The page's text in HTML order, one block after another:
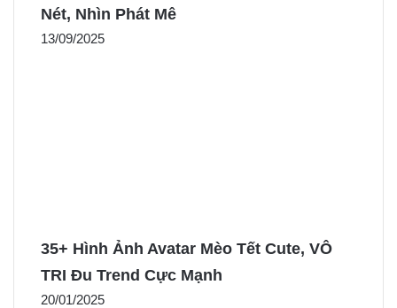
Nét, Nhìn Phát Mê
13/09/2025
35+ Hình Ảnh Avatar Mèo Tết Cute, VÔ
TRI Đu Trend Cực Mạnh
20/01/2025